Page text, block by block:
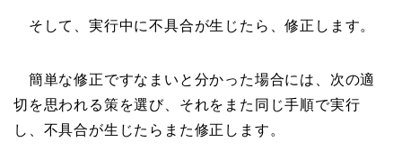
そして、実行中に不具合が生じたら、修正します。
簡単な修正ですなまいと分かった場合には、次の適
切を思われる策を選び、それをまた同じ手順で実行
し、不具合が生じたらまた修正します。